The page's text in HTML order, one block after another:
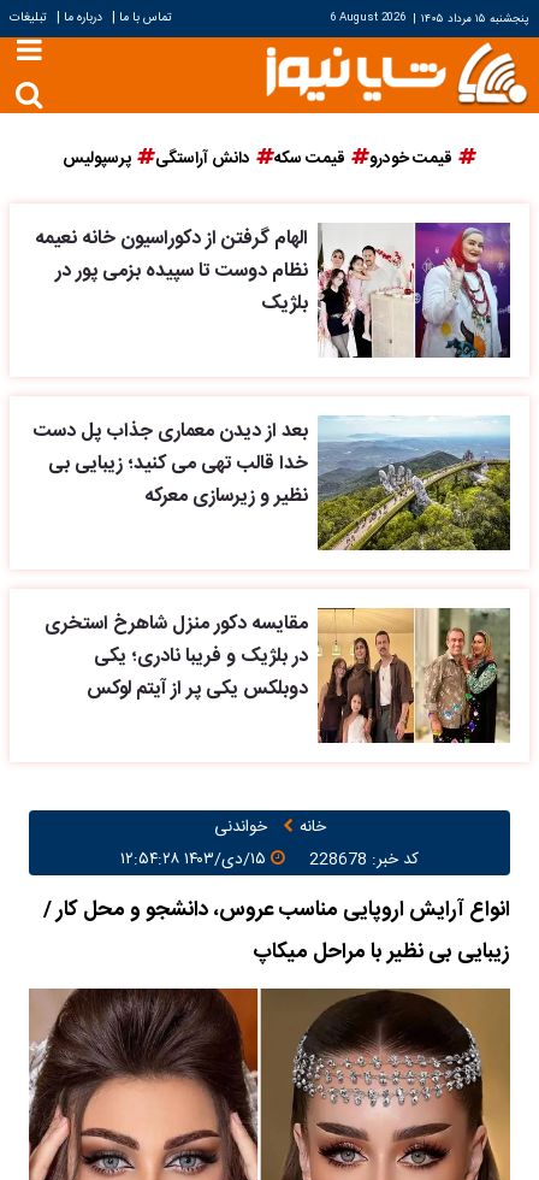
پنجشنبه ۱۵ مرداد ۱۴۰۵ |
6 August 2026 تماس با ما | درباره ما | تبلیغات
قیمت خودرو قیمت سکه دانش آراستگی پرسپولیس
الهام گرفتن از دکوراسیون خانه نعیمه
نظام دوست تا سپیده بزمی پور در
بلژیک
بعد از دیدن معماری جذاب پل دست
خدا قالب تهی می کنید؛ زیبایی بی
نظیر و زیرسازی معرکه
مقایسه دکور منزل شاهرخ استخری
در بلژیک و فریبا نادری؛ یکی
دوبلکس یکی پر از آیتم لوکس
خانه
خواندنی
کد خبر: 228678
انواع آرایش اروپایی مناسب عروس، دانشجو و محل کار /
زیبایی بی نظیر با مراحل میکاپ